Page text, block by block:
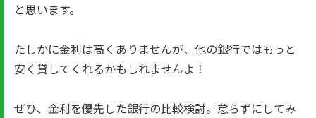
と思います。
たしかに金利は高くありませんが、他の銀行ではもっと
安く貸してくれるかもしれませんよ！
ぜひ、金利を優先した銀行の比較検討。怠らずにしてみ